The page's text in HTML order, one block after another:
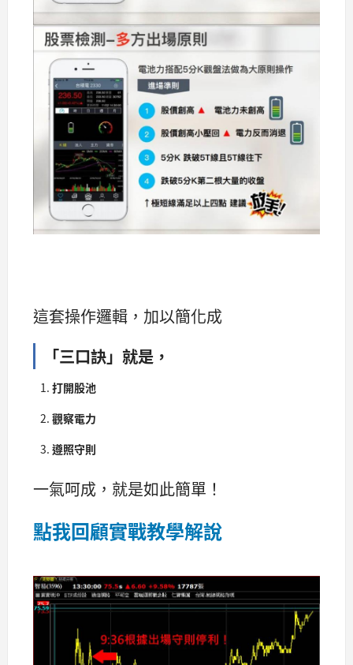
這套操作邏輯，加以簡化成
「三口訣」就是，
打開股池
觀察電力
遵照守則
一氣呵成，就是如此簡單！
點我回顧實戰教學解說